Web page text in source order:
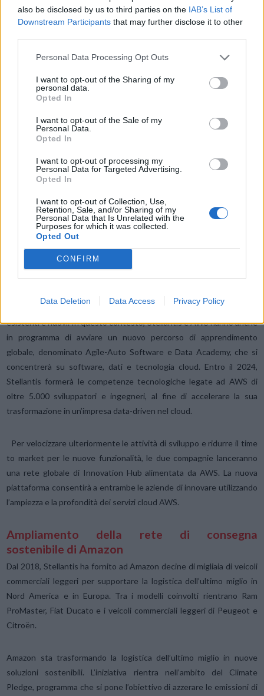
also be disclosed by us to third parties on the IAB’s List of
Downstream Participants that may further disclose it to other
Personal Data Processing Opt Outs
I want to opt-out of the Sharing of my
personal data.
Opted In
I want to opt-out of the Sale of my
Personal Data.
Opted In
I want to opt-out of processing my
Personal Data for Targeted Advertising.
Opted In
I want to opt-out of Collection, Use,
Retention, Sale, and/or Sharing of my
Personal Data that Is Unrelated with the
Purposes for which it was collected.
Opted Out
CONFIRM
Data Deletion Data Access Privacy Policy
Stellantis prevede di migrare l’attuale pipeline di dati relativa a
marchi e aree geografiche sul cloud AWS, facendo uso delle capacità
ingegneri di Stellantis potranno utilizzare l’interfaccia e gli strumenti
più adatti a ciascun progetto. Inoltre, Stellantis intende accelerare il
time to market per i nuovi prodotti digitali che sfruttano il machine
manutenzione predittiva più accurata.
Engineering Workbench”, ambiente di sviluppo del prodotto basato
su cloud. Questo fornirà flussi di lavoro automatizzati per gestire lo
sviluppo e il test di software, effettuare simulazioni ad alte
prestazioni, fornire formazione su modelli di apprendimento
automatico, raccolta e analisi di dati.
Innovation Hub e Agile-Auto Software e Data
Academy
per l’aggiornamento e la riqualificazione di dipendenti
esistenti e nuovi. In questo contesto, Stellantis e AWS hanno anche
in programma di avviare un nuovo percorso di apprendimento
globale, denominato Agile-Auto Software e Data Academy, che si
concentrerà su software, dati e tecnologia cloud. Entro il 2024,
Stellantis formerà le competenze tecnologiche legate ad AWS di
oltre 5.000 sviluppatori e ingegneri, al fine di accelerare la sua
trasformazione in un’impresa data-driven nel cloud.
Per velocizzare ulteriormente le attività di sviluppo e ridurre il time
to market per le nuove funzionalità, le due compagnie lanceranno
una rete globale di Innovation Hub alimentata da AWS. La nuova
piattaforma consentirà a entrambe le aziende di innovare utilizzando
l’ampiezza e la profondità dei servizi cloud AWS.
Ampliamento della rete di consegna
sostenibile di Amazon
Dal 2018, Stellantis ha fornito ad Amazon decine di migliaia di veicoli
commerciali leggeri per supportare la logistica dell’ultimo miglio in
Nord America e in Europa. Tra i modelli coinvolti rientrano Ram
ProMaster, Fiat Ducato e i veicoli commerciali leggeri di Peugeot e
Citroën.
Amazon sta trasformando la logistica dell’ultimo miglio in nuove
soluzioni sostenibili. L’iniziativa rientra nell’ambito del Climate
Pledge, programma che si pone l’obiettivo di azzerare le emissioni di